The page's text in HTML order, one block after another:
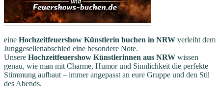
eine Hochzeitfeuershow Künstlerin buchen in NRW verleiht dem
Junggesellenabschied eine besondere Note.
Unsere Hochzeitfeuershow Künstlerinnen aus NRW wissen
genau, wie man mit Charme, Humor und Sinnlichkeit die perfekte
Stimmung aufbaut – immer angepasst an eure Gruppe und den Stil
des Abends.